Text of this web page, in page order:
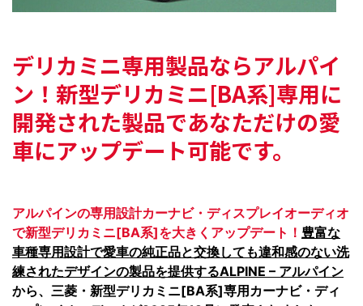
デリカミニ専用製品ならアルパイ
ン！ 新型デリカミニ[BA系]専用に
開発された製品であなただけの愛
車にアップデート可能です。
アルパインの専用設計カーナビ・ディスプレイオーディオ
で新型デリカミニ[BA系]を大きくアップデート！ 豊富な
車種専用設計で愛車の純正品と交換しても違和感のない洗
練されたデザインの製品を提供するALPINE – アルパイン
から、三菱・新型デリカミニ[BA系]専用カーナビ・ディ